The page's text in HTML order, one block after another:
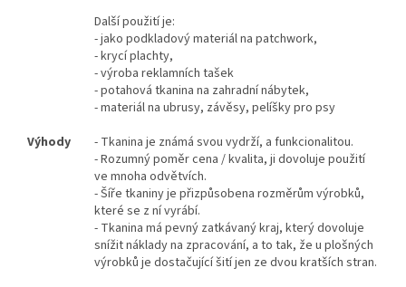
Další použití je:
- jako podkladový materiál na patchwork,
- krycí plachty,
- výroba reklamních tašek
- potahová tkanina na zahradní nábytek,
- materiál na ubrusy, závěsy, pelíšky pro psy
Výhody
- Tkanina je známá svou vydrží, a funkcionalitou.
- Rozumný poměr cena / kvalita, ji dovoluje použití
ve mnoha odvětvích.
- Šíře tkaniny je přizpůsobena rozměrům výrobků,
které se z ní vyrábí.
- Tkanina má pevný zatkávaný kraj, který dovoluje
snížit náklady na zpracování, a to tak, že u plošných
výrobků je dostačující šití jen ze dvou kratších stran.